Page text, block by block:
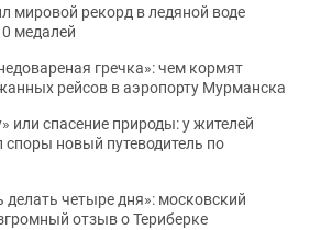
мировой рекорд в ледяной воде
медалей
гречка»: чем кормят
рейсов в аэропорту Мурманска
или спасение природы: у жителей
новый путеводитель по
делать четыре дня»: московский
отзыв о Териберке